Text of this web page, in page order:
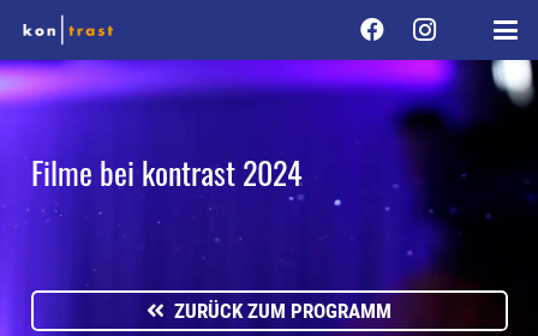
Filme bei kontrast 2024
ZURÜCK ZUM PROGRAMM